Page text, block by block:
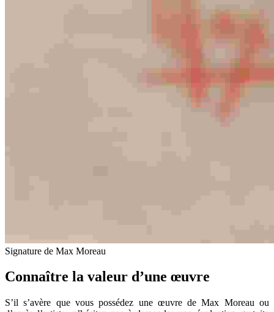
Signature de Max Moreau
Connaître la valeur d’une œuvre
S’il s’avère que vous possédez une œuvre de Max Moreau ou